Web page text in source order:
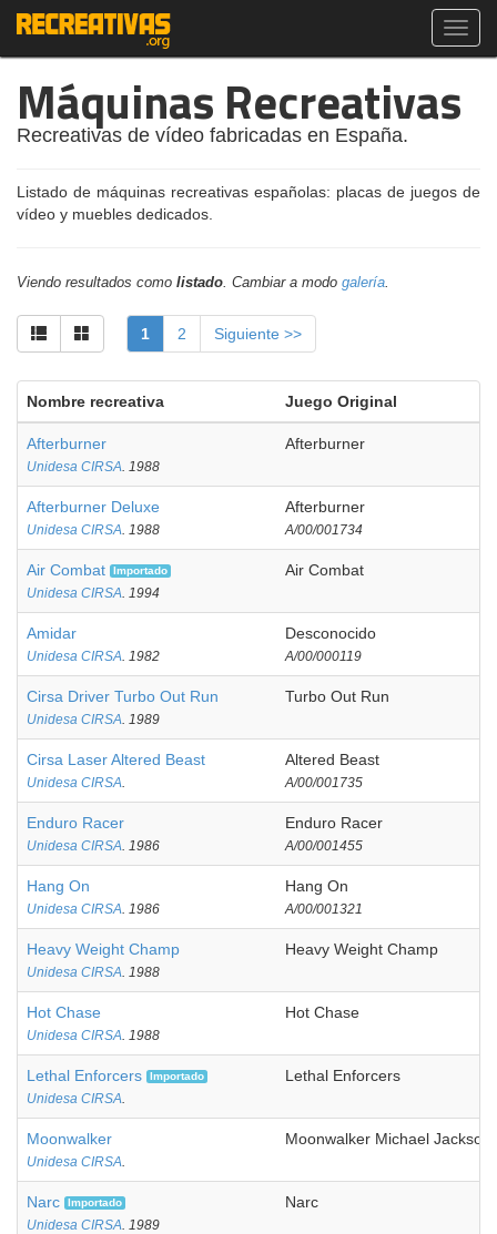
Máquinas Recreativas
Recreativas de vídeo fabricadas en España.
Listado de máquinas recreativas españolas: placas de juegos de
vídeo y muebles dedicados.
Viendo resultados como listado. Cambiar a modo galería.
1 2 Siguiente >>
Nombre recreativa Juego Original
Afterburner
Unidesa CIRSA. 1988
Afterburner
Afterburner Deluxe
Unidesa CIRSA. 1988
Afterburner
A/00/001734
Air Combat Importado
Unidesa CIRSA. 1994
Air Combat
Amidar
Unidesa CIRSA. 1982
Desconocido
A/00/000119
Cirsa Driver Turbo Out Run
Unidesa CIRSA. 1989
Turbo Out Run
Cirsa Laser Altered Beast
Unidesa CIRSA.
Altered Beast
A/00/001735
Enduro Racer
Unidesa CIRSA. 1986
Enduro Racer
A/00/001455
Hang On
Unidesa CIRSA. 1986
Hang On
A/00/001321
Heavy Weight Champ
Unidesa CIRSA. 1988
Heavy Weight Champ
Hot Chase
Unidesa CIRSA. 1988
Hot Chase
Lethal Enforcers Importado
Unidesa CIRSA.
Lethal Enforcers
Moonwalker
Unidesa CIRSA.
Moonwalker Michael Jackson
Narc Importado
Unidesa CIRSA. 1989
Narc